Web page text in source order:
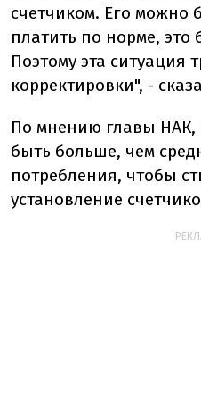
счетчиком. Его можно
платить по норме,
Поэтому эта ситуация
корректировки", -
По мнению главы НАК,
быть больше, чем
потребления, чтобы
установление